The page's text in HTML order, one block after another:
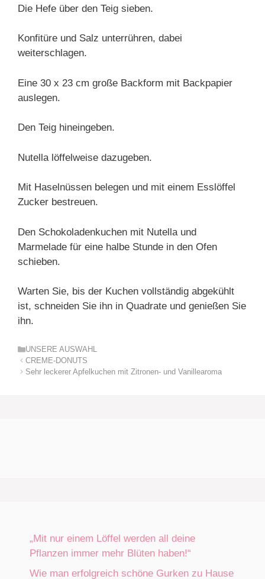
Die Hefe über den Teig sieben.
Konfitüre und Salz unterrühren, dabei
weiterschlagen.
Eine 30 x 23 cm große Backform mit Backpapier
auslegen.
Den Teig hineingeben.
Nutella löffelweise dazugeben.
Mit Haselnüssen belegen und mit einem Esslöffel
Zucker bestreuen.
Den Schokoladenkuchen mit Nutella und
Marmelade für eine halbe Stunde in den Ofen
schieben.
Warten Sie, bis der Kuchen vollständig abgekühlt
ist, schneiden Sie ihn in Quadrate und genießen Sie
ihn.
Kategorien
UNSERE AUSWAHL
CREME-DONUTS
Sehr leckerer Apfelkuchen mit Zitronen- und Vanillearoma
„Mit nur einem Löffel werden all deine
Pflanzen immer mehr Blüten haben!“
Wie man erfolgreich schöne Gurken zu Hause